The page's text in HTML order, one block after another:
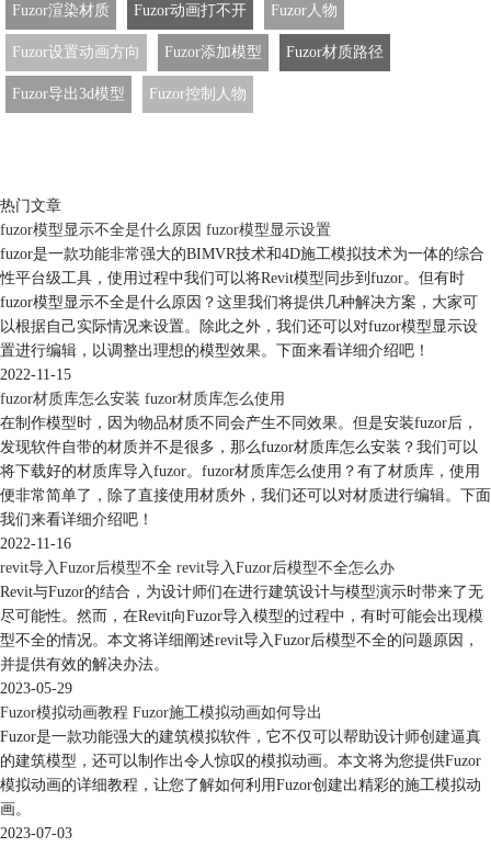
Fuzor渲染材质 Fuzor动画打不开 Fuzor人物
Fuzor设置动画方向 Fuzor添加模型 Fuzor材质路径
Fuzor导出3d模型 Fuzor控制人物
热门文章
fuzor模型显示不全是什么原因 fuzor模型显示设置
fuzor是一款功能非常强大的BIMVR技术和4D施工模拟技术为一体的综合
性平台级工具，使用过程中我们可以将Revit模型同步到fuzor。但有时
fuzor模型显示不全是什么原因？这里我们将提供几种解决方案，大家可
以根据自己实际情况来设置。除此之外，我们还可以对fuzor模型显示设
置进行编辑，以调整出理想的模型效果。下面来看详细介绍吧！
2022-11-15
fuzor材质库怎么安装 fuzor材质库怎么使用
在制作模型时，因为物品材质不同会产生不同效果。但是安装fuzor后，
发现软件自带的材质并不是很多，那么fuzor材质库怎么安装？我们可以
将下载好的材质库导入fuzor。fuzor材质库怎么使用？有了材质库，使用
便非常简单了，除了直接使用材质外，我们还可以对材质进行编辑。下面
我们来看详细介绍吧！
2022-11-16
revit导入Fuzor后模型不全 revit导入Fuzor后模型不全怎么办
Revit与Fuzor的结合，为设计师们在进行建筑设计与模型演示时带来了无
尽可能性。然而，在Revit向Fuzor导入模型的过程中，有时可能会出现模
型不全的情况。本文将详细阐述revit导入Fuzor后模型不全的问题原因，
并提供有效的解决办法。
2023-05-29
Fuzor模拟动画教程 Fuzor施工模拟动画如何导出
Fuzor是一款功能强大的建筑模拟软件，它不仅可以帮助设计师创建逼真
的建筑模型，还可以制作出令人惊叹的模拟动画。本文将为您提供Fuzor
模拟动画的详细教程，让您了解如何利用Fuzor创建出精彩的施工模拟动
画。
2023-07-03